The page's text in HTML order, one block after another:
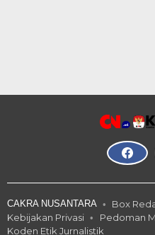
CAKRA NUSANTARA Box
Kebijakan Privasi
Pedoman
Koden Etik Jurnalistik